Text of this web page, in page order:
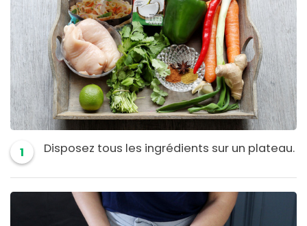
1 Disposez tous les ingrédients sur un plateau.